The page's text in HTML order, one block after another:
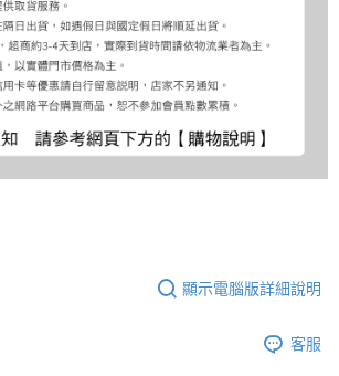
顯示電腦版詳細說明
客服